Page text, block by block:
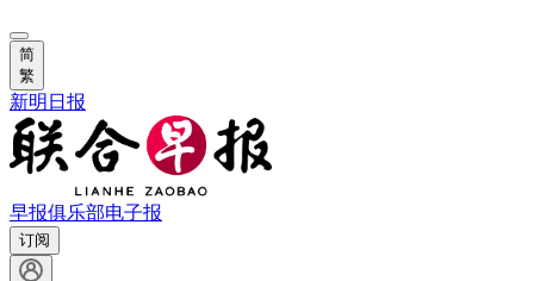
简
繁
新明日报
早报俱乐部电子报
订阅